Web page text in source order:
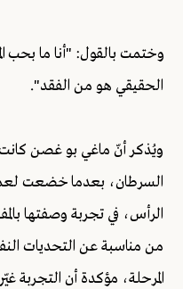
وختمت بالقول: "أنا ما بحب
الحقيقي هو من الفقد".
ويُذكر أنّ ماغي بو غصن
السرطان، بعدما خضعت
الرأس، في تجربة وصفتها
من مناسبة عن التحديات
المرحلة، مؤكدة أن التجربة